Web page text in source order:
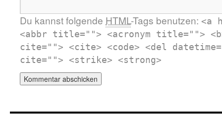
Du kannst folgende HTML-Tags benutzen: <a
<abbr title=""> <acronym title="">
cite=""> <cite> <code> <del
cite=""> <strike> <strong>